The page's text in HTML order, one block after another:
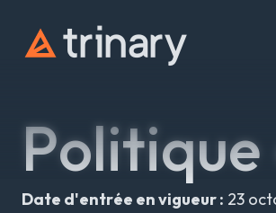
trinary
Date d'entrée en vigueur : 23